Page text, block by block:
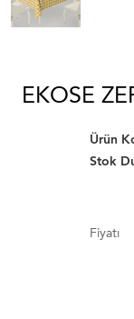
EKOSE
Ürün
Stok
Fiyatı